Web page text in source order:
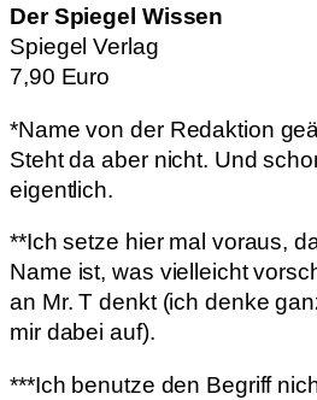
Der Spiegel Wissen
Spiegel Verlag
7,90 Euro
*Name von der Redaktion
Steht da aber nicht. Und
eigentlich.
**Ich setze hier mal voraus,
Name ist, was vielleicht
an Mr. T denkt (ich denke
mir dabei auf).
***Ich benutze den Begriff